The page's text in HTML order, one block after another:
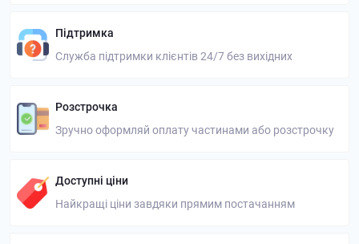
Підтримка
Служба підтримки клієнтів 24/7 без вихідних
Розстрочка
Зручно оформляй оплату частинами або розстрочку
Доступні ціни
Найкращі ціни завдяки прямим постачанням